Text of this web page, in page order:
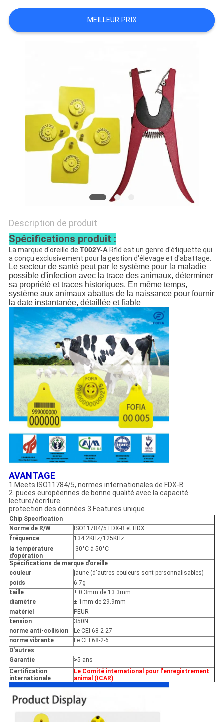
DEMANDEZ
PRIVACY
MEILLEUR PRIX
Description de produit
Spécifications produit :
La marque d'oreille de T002Y-ARfid est un genre d'étiquette qui
a conçu exclusivement pour la gestion d'élevage et d'abattage.
Le secteur de santé peut par le système pour la maladie
possible d'infection avec la trace des animaux, déterminer
sa propriété et traces historiques. En même temps,
système aux animaux abattus de la naissance pour fournir
la date instantanée, détaillée et fiable
AVANTAGE
1.Meets ISO11784/5, normes internationales de FDX-B
2. puces européennes de bonne qualité avec la capacité
lecture/écriture
protection des données 3.Features unique
Chip Specification
Norme de R/W
ISO11784/5 FDX-B et HDX
fréquence
134.2KHz/125KHz
la température
d'opération
-30°C à 50°C
Spécifications de marque d'oreille
couleur
jaune (d'autres couleurs sont personnalisables)
poids
6.7g
taille
± 0.3mm de 13.3mm
diamètre
± 1mm de 29.9mm
matériel
PEUR
tension
350N
norme anti-collision
Le CEI 68-2-27
norme vibrante
Le CEI 68-2-6
D'autres
Garantie
>5 ans
Certification
internationale
Le Comité international pour l'enregistrement
animal (ICAR)